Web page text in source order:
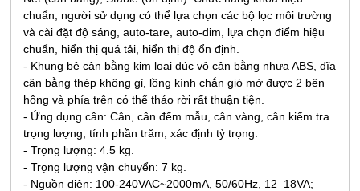
chuẩn, người sử dụng có thể lựa chọn các bộ lọc môi trường
và cài đặt độ sáng, auto-tare, auto-dim, lựa chọn điểm hiệu
chuẩn, hiển thị quá tải, hiển thị độ ổn định.
- Khung bệ cân bằng kim loại đúc vỏ cân bằng nhựa ABS, đĩa
cân bằng thép không gỉ, lồng kính chắn gió mở được 2 bên
hông và phía trên có thể tháo rời rất thuận tiện.
- Ứng dụng cân: Cân, cân đếm mẫu, cân vàng, cân kiểm tra
trọng lượng, tính phần trăm, xác định tỷ trọng.
- Trọng lượng: 4.5 kg.
- Trọng lượng vận chuyển: 7 kg.
- Nguồn điện: 100-240VAC~2000mA, 50/60Hz, 12–18VA;